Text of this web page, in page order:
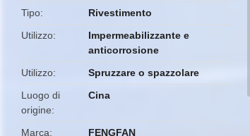
Tipo
Rivestimento
Utilizzo
Impermeabilizzante e
anticorrosione
Utilizzo
Spruzzare o spazzolare
Luogo di
origine
Cina
Marca FENGFAN